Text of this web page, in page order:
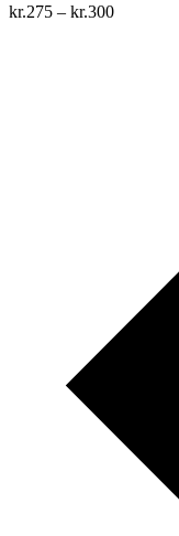
kr.275 – kr.300